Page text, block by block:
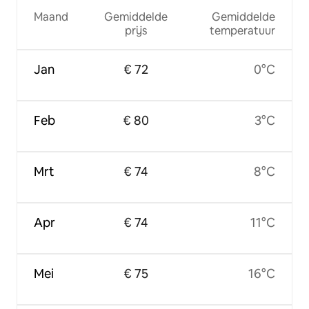
Maand
Jan
Feb
Mrt
Apr
Mei
Gemiddelde
prijs
€ 72
€ 80
€ 74
€ 74
€ 75
Gemiddelde
temperatuur
0°C
3°C
8°C
11°C
16°C